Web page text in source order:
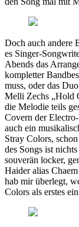
Doch auch andere
es Singer-
Abends das
kompletter
muss, oder das
Melli Zechs „Hold
die Melodie teils
Covern der
auch ein
Stray Colors,
des Songs ist
souverän locker,
Haider alias
hab mir überlegt,
Colors als erstes